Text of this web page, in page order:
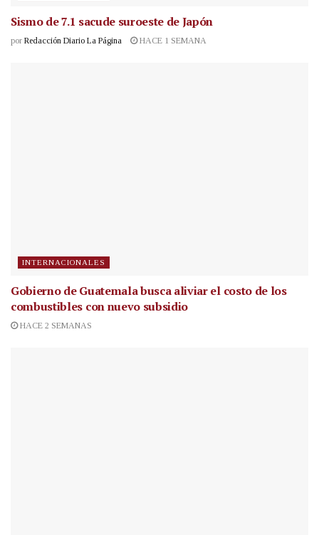
Sismo de 7.1 sacude suroeste de Japón
por Redacción Diario La Página HACE 1 SEMANA
INTERNACIONALES
Gobierno de Guatemala busca aliviar el costo de los
combustibles con nuevo subsidio
HACE 2 SEMANAS